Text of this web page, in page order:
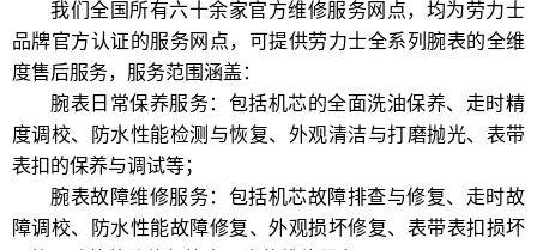
我们全国所有六十余家官方维修服务网点，均为劳力士
品牌官方认证的服务网点，可提供劳力士全系列腕表的全维
度售后服务，服务范围涵盖：
腕表日常保养服务：包括机芯的全面洗油保养、走时精
度调校、防水性能检测与恢复、外观清洁与打磨抛光、表带
表扣的保养与调试等；
腕表故障维修服务：包括机芯故障排查与修复、走时故
障调校、防水性能故障修复、外观损坏修复、表带表扣损坏